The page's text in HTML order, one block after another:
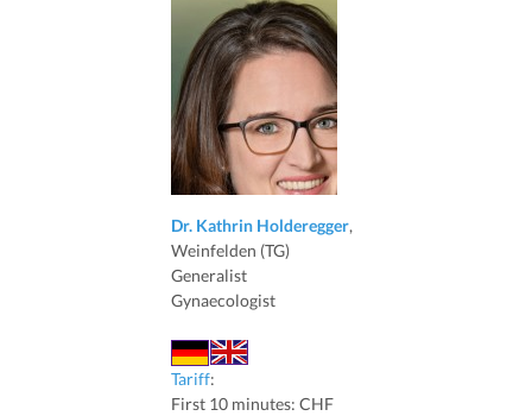
Dr. Kathrin Holderegger,
Weinfelden (TG)
Generalist
Gynaecologist
Tariff:
First 10 minutes: CHF